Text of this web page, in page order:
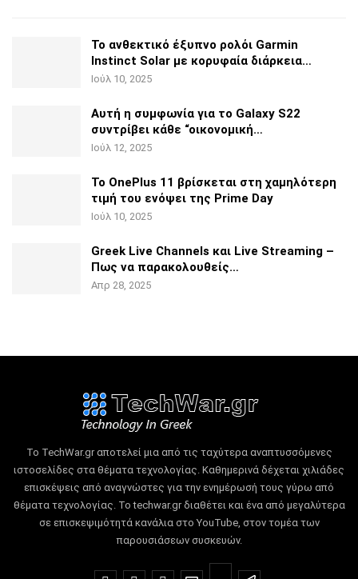
Το ανθεκτικό έξυπνο ρολόι Garmin
Instinct Solar με κορυφαία διάρκεια…
Ιούλ 10, 2025
Αυτή η συμφωνία για το Galaxy S22
συντρίβει κάθε “οικονομική…
Ιούλ 12, 2025
Το OnePlus 11 βρίσκεται στη χαμηλότερη
τιμή του ενόψει της Prime Day
Ιούλ 10, 2025
Greek Live Channels και Live Streaming –
Πως να παρακολουθείς…
Απρ 28, 2025
Το TechWar.gr αποτελεί μια από τις ταχύτερα αναπτυσσόμενες
ιστοσελίδες στα θέματα τεχνολογίας. Καθημερινά δέχεται χιλιάδες
επισκέψεις από αναγνώστες για την ενημέρωσή τους γύρω από
θέματα τεχνολογίας. Το techwar.gr διαθέτει και ένα από μεγαλύτερα
σε επισκεψιμότητά κανάλια στο YouTube, στον τομέα των
παρουσιάσεων συσκευών.